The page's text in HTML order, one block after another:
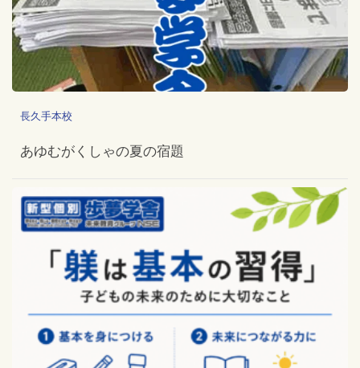
長久手本校
あゆむがくしゃの夏の宿題